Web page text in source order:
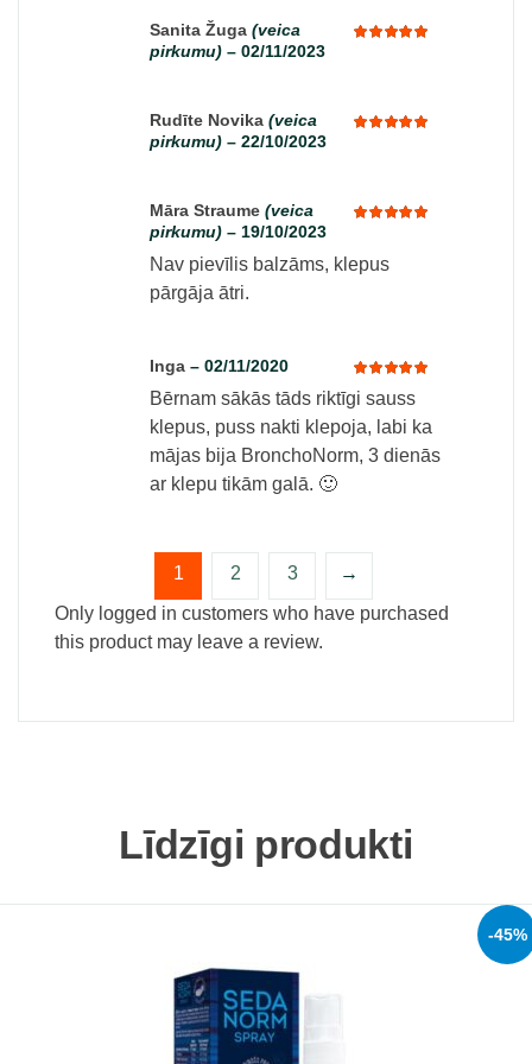
Sanita Žuga (veica
pirkumu) – 02/11/2023
Rudīte Novika (veica
pirkumu) – 22/10/2023
out of 5
Māra Straume (veica
pirkumu) – 19/10/2023
Nav pievīlis balzāms, klepus
pārgāja ātri.
Rated
out of 5
Inga – 02/11/2020
Bērnam sākās tāds riktīgi sauss
klepus, puss nakti klepoja, labi ka
mājas bija BronchoNorm, 3 dienās
ar klepu tikām galā. 🙂
1 2 3
→
Only logged in customers who have purchased
this product may leave a review.
Līdzīgi produkti
-45%